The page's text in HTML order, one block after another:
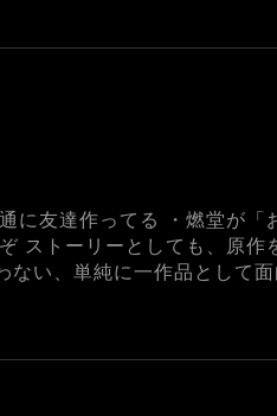
に友達作ってる ・燃堂が「
ストーリーとしても、原作
い、単純に一作品として面